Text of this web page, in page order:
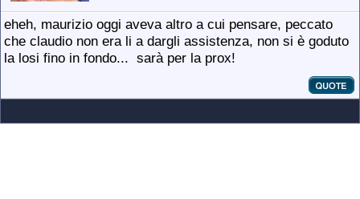
eheh, maurizio oggi aveva altro a cui pensare, peccato
che claudio non era li a dargli assistenza, non si è goduto
la losi fino in fondo... sarà per la prox!